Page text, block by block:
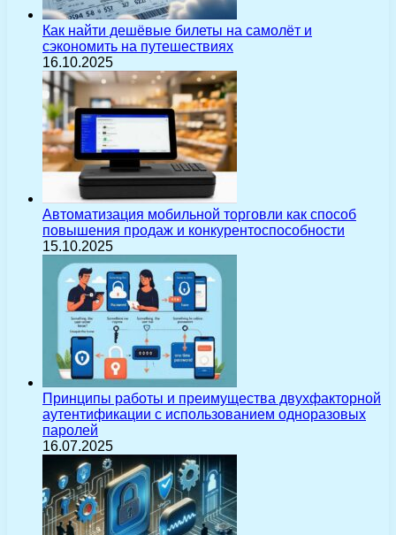
Как найти дешёвые билеты на самолёт и
сэкономить на путешествиях
16.10.2025
Автоматизация мобильной торговли как способ
повышения продаж и конкурентоспособности
15.10.2025
Принципы работы и преимущества двухфакторной
аутентификации с использованием одноразовых
паролей
16.07.2025